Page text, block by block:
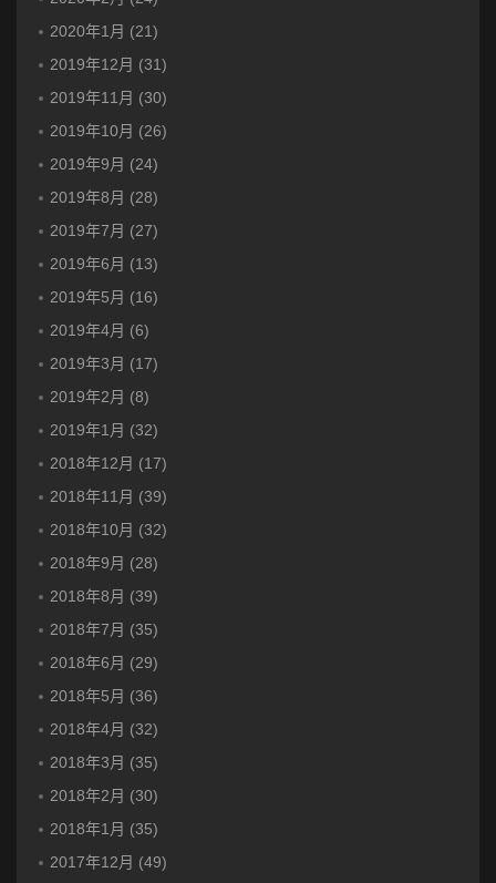
2020年1月 (21)
2019年12月 (31)
2019年11月 (30)
2019年10月 (26)
2019年9月 (24)
2019年8月 (28)
2019年7月 (27)
2019年6月 (13)
2019年5月 (16)
2019年4月 (6)
2019年3月 (17)
2019年2月 (8)
2019年1月 (32)
2018年12月 (17)
2018年11月 (39)
2018年10月 (32)
2018年9月 (28)
2018年8月 (39)
2018年7月 (35)
2018年6月 (29)
2018年5月 (36)
2018年4月 (32)
2018年3月 (35)
2018年2月 (30)
2018年1月 (35)
2017年12月 (49)